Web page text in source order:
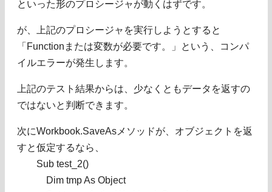
といった形のプロシージャが動くはずです。
が、上記のプロシージャを実行しようとすると
「Functionまたは変数が必要です。」という、コンパ
イルエラーが発生します。
上記のテスト結果からは、少なくともデータを返すの
ではないと判断できます。
次にWorkbook.SaveAsメソッドが、オブジェクトを返
すと仮定するなら、
Sub test_2()
Dim tmp As Object